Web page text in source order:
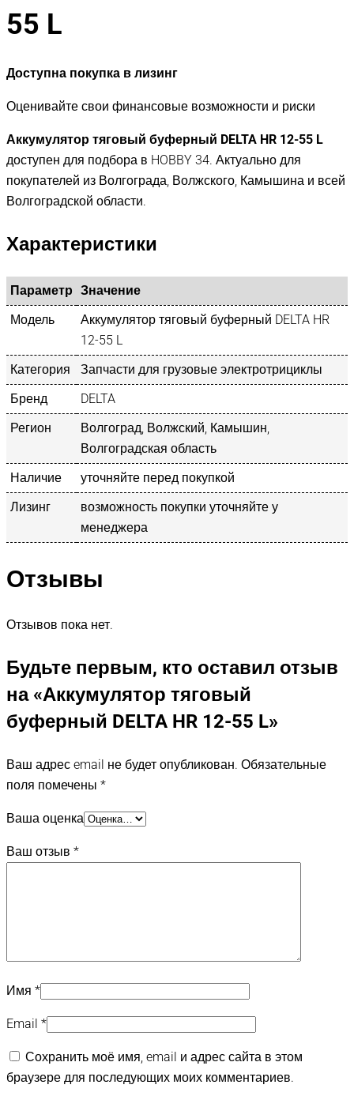
55 L
Доступна покупка в лизинг
Оценивайте свои финансовые возможности и риски
Аккумулятор тяговый буферный DELTA HR 12-55 L
доступен для подбора в HOBBY 34. Актуально для
покупателей из Волгограда, Волжского, Камышина и всей
Волгоградской области.
Характеристики
Параметр Значение
Модель
Аккумулятор тяговый буферный DELTA HR
12-55 L
Категория
Запчасти для грузовые электротрициклы
Бренд
DELTA
Регион
Волгоград, Волжский, Камышин,
Волгоградская область
Наличие
уточняйте перед покупкой
Лизинг
возможность покупки уточняйте у
менеджера
Отзывы
Отзывов пока нет.
Будьте первым, кто оставил отзыв
на «Аккумулятор тяговый
буферный DELTA HR 12-55 L»
Ваш адрес email не будет опубликован. Обязательные
поля помечены *
Ваша оценка
Ваш отзыв *
Имя *
Email *
Сохранить моё имя, email и адрес сайта в этом
браузере для последующих моих комментариев.